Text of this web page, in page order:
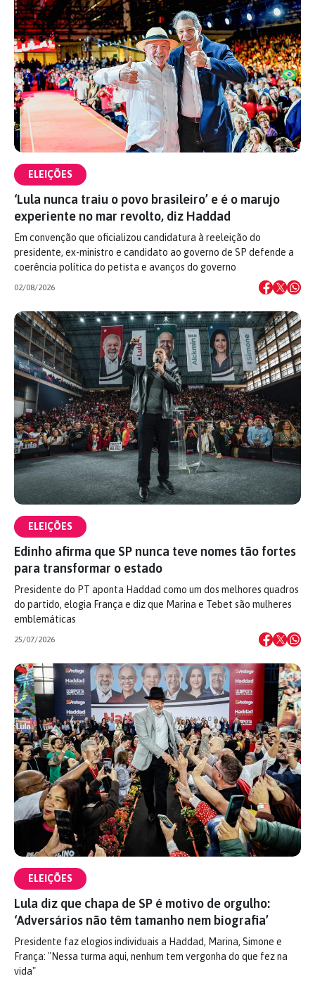
ELEIÇÕES
‘Lula nunca traiu o povo brasileiro’ e é o marujo
experiente no mar revolto, diz Haddad
Em convenção que oficializou candidatura à reeleição do
presidente, ex-ministro e candidato ao governo de SP defende a
coerência política do petista e avanços do governo
02/08/2026
ELEIÇÕES
Edinho afirma que SP nunca teve nomes tão fortes
para transformar o estado
Presidente do PT aponta Haddad como um dos melhores quadros
do partido, elogia França e diz que Marina e Tebet são mulheres
emblemáticas
25/07/2026
ELEIÇÕES
Lula diz que chapa de SP é motivo de orgulho:
‘Adversários não têm tamanho nem biografia’
Presidente faz elogios individuais a Haddad, Marina, Simone e
França: "Nessa turma aqui, nenhum tem vergonha do que fez na
vida"